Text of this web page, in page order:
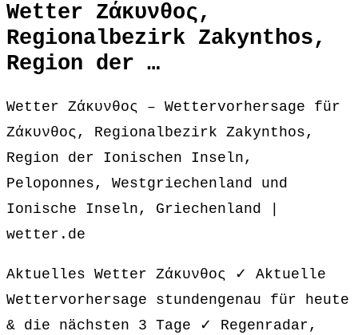
Wetter Ζάκυνθος,
Regionalbezirk Zakynthos,
Region der …
Wetter Ζάκυνθος – Wettervorhersage für
Ζάκυνθος, Regionalbezirk Zakynthos,
Region der Ionischen Inseln,
Peloponnes, Westgriechenland und
Ionische Inseln, Griechenland |
wetter.de
Aktuelles Wetter Ζάκυνθος ✓ Aktuelle
Wettervorhersage stundengenau für heute
& die nächsten 3 Tage ✓ Regenradar,